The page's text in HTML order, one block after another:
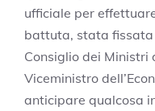
ufficiale per
battuta, stata fissata
Consiglio dei Ministri
Viceministro
anticipare qualcosa